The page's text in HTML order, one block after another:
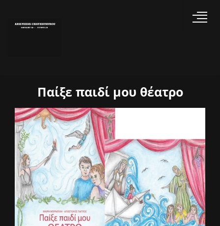
Παίξε παιδί μου θέατρο